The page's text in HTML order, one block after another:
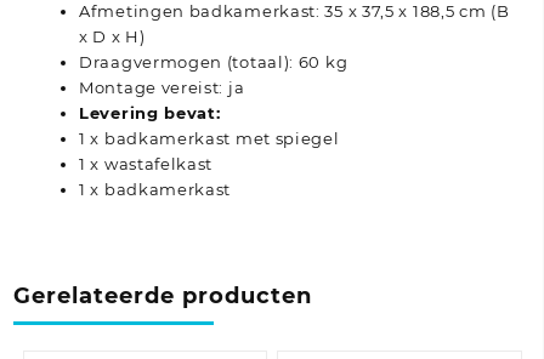
Afmetingen badkamerkast: 35 x 37,5 x 188,5 cm (B
x D x H)
Draagvermogen (totaal): 60 kg
Montage vereist: ja
Levering bevat:
1 x badkamerkast met spiegel
1 x wastafelkast
1 x badkamerkast
Gerelateerde producten